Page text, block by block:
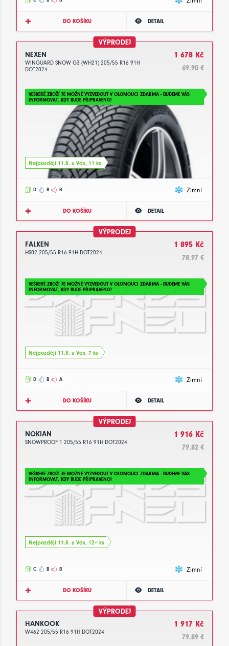
DO KOŠÍKU DETAIL
VÝPRODEJ
NEXEN
WINGUARD SNOW G3 (WH21) 205/55 R16 91H
DOT2024
1 678 Kč
69.90 €
VEŠKERÉ ZBOŽÍ JE MOŽNÉ VYZVEDOUT V OLOMOUCI ZDARMA - BUDEME VÁS
INFORMOVAT, KDY BUDE PŘIPRAVENO!
Nejpozději 11.8. u Vás, 11 ks
D B B Zimní
DO KOŠÍKU DETAIL
VÝPRODEJ
FALKEN
HS02 205/55 R16 91H DOT2024
1 895 Kč
78.97 €
VEŠKERÉ ZBOŽÍ JE MOŽNÉ VYZVEDOUT V OLOMOUCI ZDARMA - BUDEME VÁS
INFORMOVAT, KDY BUDE PŘIPRAVENO!
Nejpozději 11.8. u Vás, 7 ks
D B A Zimní
DO KOŠÍKU DETAIL
VÝPRODEJ
NOKIAN
SNOWPROOF 1 205/55 R16 91H DOT2024
1 916 Kč
79.82 €
VEŠKERÉ ZBOŽÍ JE MOŽNÉ VYZVEDOUT V OLOMOUCI ZDARMA - BUDEME VÁS
INFORMOVAT, KDY BUDE PŘIPRAVENO!
Nejpozději 11.8. u Vás, 12+ ks
C B B Zimní
DO KOŠÍKU DETAIL
VÝPRODEJ
HANKOOK
W462 205/55 R16 91H DOT2024
1 917 Kč
79.89 €